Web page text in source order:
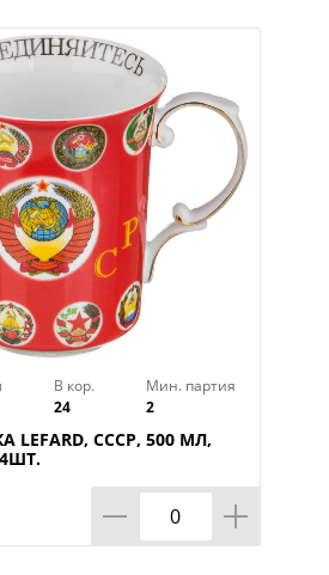
В кор.
24
Мин. партия
2
LEFARD, СССР, 500 МЛ,